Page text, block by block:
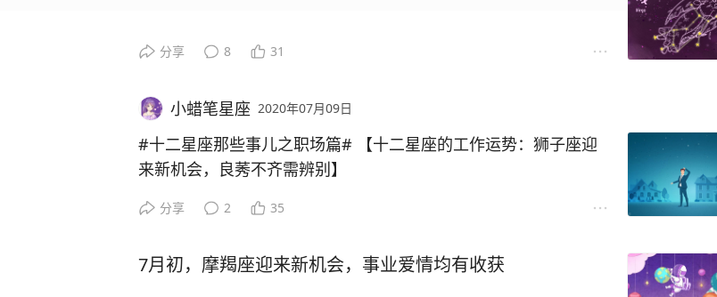
享受热闹的群体生活，与周围的朋友之间的关系也愈加密切。如果
魅力，以及对朋友的帮助能够提升你与朋友之间的关系。
但是这几天如果遇到了一些需要朋友帮助的现象，很有可能会发现
气恼，通过换位思考的方式也可以理解对方的视而不见。这些事情
一个好的事情。
分享 8 31
小蜡笔星座 2020年07月09日
#十二星座那些事儿之职场篇# 【十二星座的工作运势：狮子座迎
来新机会，良莠不齐需辨别】
这个月月初的时候，土星移位，掉入了狮子座的奴仆宫中。狮子座
细辨别，眉毛胡子一把抓的形式并不适用，最好还是要突出重点。
分享 2 35
7月初，摩羯座迎来新机会，事业爱情均有收获